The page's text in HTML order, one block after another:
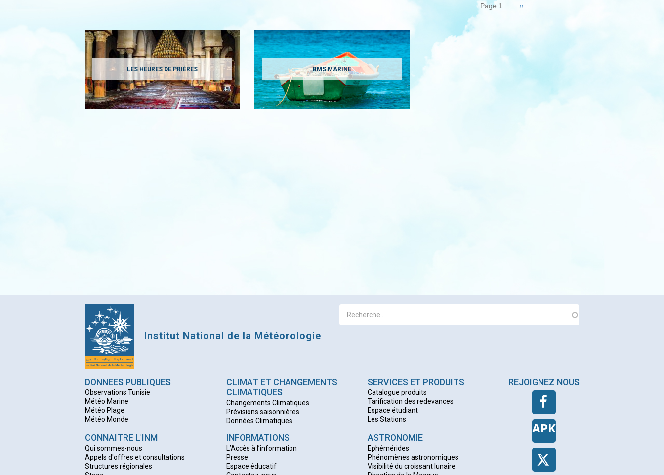
LES HEURES DE PRIÈRES BMS MARINE
Page 1 Page
››
Institut National de la Météorologie
DONNEES PUBLIQUES
Observations Tunisie
Météo Marine
Météo Plage
Météo Monde
CLIMAT ET CHANGEMENTS
CLIMATIQUES
Changements Climatiques
Prévisions saisonnières
Données Climatiques
SERVICES ET PRODUITS
Catalogue produits
Tarification des redevances
Espace étudiant
Les Stations
CONNAITRE L'INM
Qui sommes-nous
Appels d'offres et consultations
Structures régionales
INFORMATIONS
L’Accès à l’information
Presse
Espace éducatif
ASTRONOMIE
Ephémérides
Phénomènes astronomiques
Visibilité du croissant lunaire
REJOIGNEZ NOUS
APK